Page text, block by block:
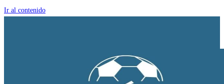
Ir al contenido